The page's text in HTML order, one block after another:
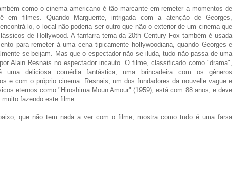
como o cinema americano é tão marcante em remeter a momentos de
em filmes. Quando Marguerite, intrigada com a atenção de Georges,
lo, o local não poderia ser outro que não o exterior de um cinema que
de Hollywood. A fanfarra tema da 20th Century Fox também é usada
para remeter à uma cena tipicamente hollywoodiana, quando Georges e
se beijam. Mas que o espectador não se iluda, tudo não passa de uma
Alain Resnais no espectador incauto. O filme, classificado como "drama",
uma deliciosa comédia fantástica, uma brincadeira com os gêneros
e com o próprio cinema. Resnais, um dos fundadores da nouvelle vague e
eternos como "Hiroshima Moun Amour" (1959), está com 88 anos, e deve
fazendo este filme.
que não tem nada a ver com o filme, mostra como tudo é uma farsa